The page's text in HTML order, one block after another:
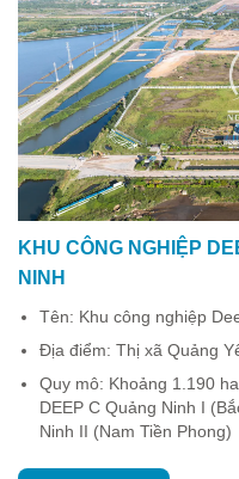
KHU CÔNG NGHIỆP
NINH
Tên: Khu công nghiệp
Địa điểm: Thị xã Quảng
Quy mô: Khoảng 1.190
DEEP C Quảng Ninh I
Ninh II (Nam Tiền Phong)